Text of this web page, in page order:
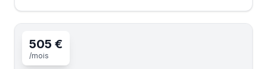
505 €
/mois